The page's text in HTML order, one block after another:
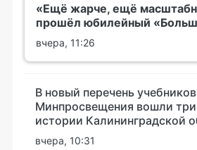
«Ещё жарче, ещё
прошёл юбилейный
вчера, 11:26
В новый перечень учебников
Минпросвещения вошли три
истории Калининградской
вчера, 10:31